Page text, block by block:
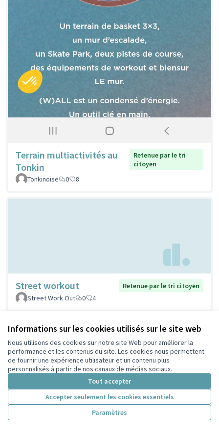
Informations sur les cookies utilisés sur le site web
Nous utilisons des cookies sur notre site Web pour améliorer la
performance et les contenus du site. Les cookies nous permettent
de fournir une expérience utilisateur et un contenu plus
personnalisés à partir de nos canaux de médias sociaux.
Tout accepter
Accepter seulement les cookies essentiels
Paramètres
Terrain multiactivités au
Tonkin
Retenue par le tri
citoyen
Tonkinoise
0 8
Street workout
Retenue par le tri citoyen
Street Work Out
0 4
Stations de réparation
vélos
Retenue par le tri